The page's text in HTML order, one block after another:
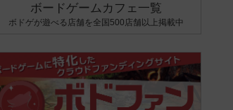
ボードゲームカフェ一覧
ボドゲが遊べる店舗を全国500店舗以上掲載中